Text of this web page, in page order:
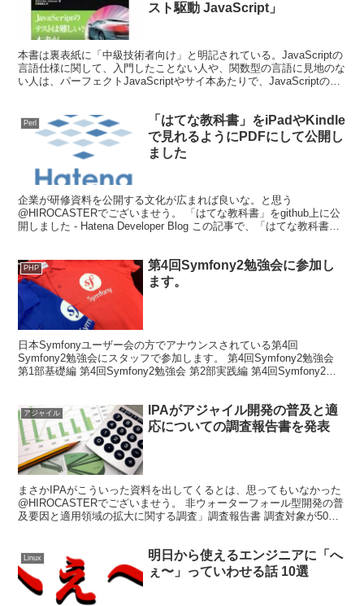
スト駆動 JavaScript」
本書は裏表紙に「中級技術者向け」と明記されている。JavaScriptの
言語仕様に関して、入門したことない人や、関数型の言語に見地のな
い人は、パーフェクトJavaScriptやサイ本あたりで、JavaScriptの言
Perl
「はてな教科書」をiPadやKindle
で見れるようにPDFにして公開し
ました
企業が研修資料を公開する文化が広まれば良いな。と思う
@HIROCASTERでございませう。 「はてな教科書」をgithub上に公
開しました - Hatena Developer Blog この記事で、「はてな教科書」
PHP
第4回Symfony2勉強会に参加し
ます。
日本Symfonyユーザー会の方でアナウンスされている第4回
Symfony2勉強会にスタッフで参加します。 第4回Symfony2勉強会
第1部基礎編 第4回Symfony2勉強会 第2部実践編 第4回Symfony2勉
アジャイル
IPAがアジャイル開発の普及と適
応についての調査報告書を発表
まさかIPAがこういった資料を出してくるとは、思ってもいなかった
@HIROCASTERでございませう。 非ウォーターフォール型開発の普
及要因と適用領域の拡大に関する調査」調査報告書 調査対象が50名
Linux
明日から使えるエンジニアに「へ
ぇ〜」っていわせる話 10選